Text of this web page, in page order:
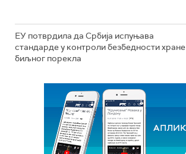
ЕУ потврдила да Србија испуњава
стандарде у контроли безбедности хране
биљног порекла